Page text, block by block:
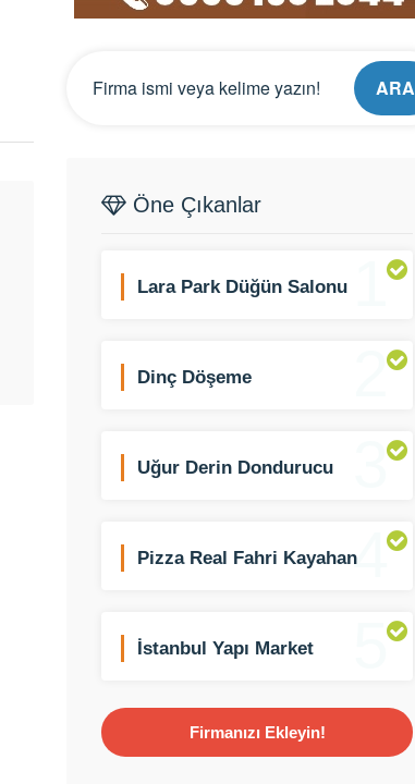
ARA
Öne Çıkanlar
1
Lara Park Düğün Salonu
2
Dinç Döşeme
3
Uğur Derin Dondurucu
4
Pizza Real Fahri Kayahan
5
İstanbul Yapı Market
Firmanızı Ekleyin!